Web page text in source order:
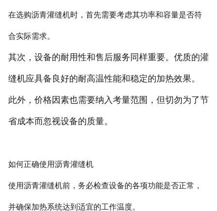
在选购沥青灌缝机时，首先需要考虑其功率和容量是否符
合实际需求。
其次，设备的耐用性和售后服务同样重要。优质的灌
缝机应具备良好的耐高温性能和稳定的加热效果。
此外，价格因素也需要纳入考量范围，但切勿为了节
省成本而忽视设备的质量。
如何正确使用沥青灌缝机
使用沥青灌缝机前，务必检查设备的各项功能是否正常，
并确保加热系统达到适宜的工作温度。